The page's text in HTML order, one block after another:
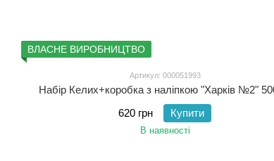
ВЛАСНЕ ВИРОБНИЦТВО
Артикул: 000051993
Набір Келих+коробка з наліпкою "Харків №2"
620 грн
Купити
В наявності